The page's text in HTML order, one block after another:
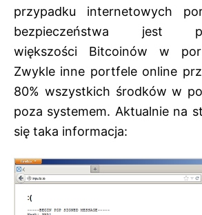
przypadku internetowych
bezpieczeństwa jest
większości Bitcoinów w
Zwykle inne portfele online
80% wszystkich środków w
poza systemem. Aktualnie na
się taka informacja: